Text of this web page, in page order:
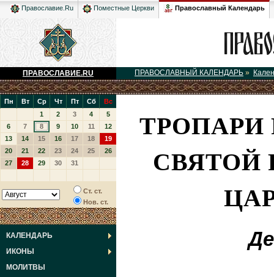
Православие.Ru Поместные Церкви Православный Календарь
ПРАВОСЛАВИЕ.RU ПРАВОСЛАВНЫЙ КАЛЕНДАРЬ »
Пн Вт Ср Чт Пт Сб
Вс
1
2 3 4
5
6
7 8 9 10 11
12
13
14 15 16 17 18
19
20
21 22 23 24 25
26
27
28 29 30 31
Ст. ст.
Нов. ст.
КАЛЕНДАРЬ
ИКОНЫ
МОЛИТВЫ
СВЯТОЙ